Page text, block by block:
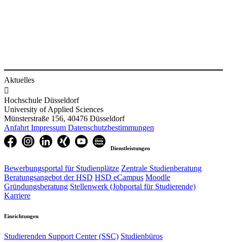
Aktuelles

Hochschule Düsseldorf
University of Applied Sciences
Münsterstraße 156, 40476 Düsseldorf
Anfahrt Impressum Datenschutzbestimmungen
Dienstleistungen
Bewerbungsportal für Studienplätze Zentrale Studienberatung
Beratungsangebot der HSD HSD eCampus Moodle
Gründungsberatung Stellenwerk (Jobportal für Studierende)
Karriere
Einrichtungen
Studierenden Support Center (SSC) Studienbüros